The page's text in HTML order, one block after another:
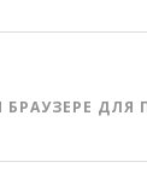
БРАУЗЕРЕ